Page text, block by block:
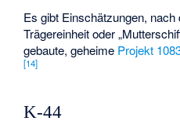
Es gibt Einschätzungen, nach
Trägereinheit oder
gebaute, geheime Projekt
[14]
K-44